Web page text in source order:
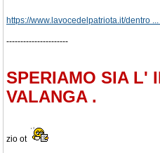
https://www.lavocedelpatriota.it/dentro
----------------------
SPERIAMO SIA L'
VALANGA .
zio ot